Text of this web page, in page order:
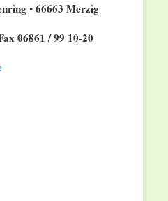
▪ 66663 Merzig
06861 / 99 10-20